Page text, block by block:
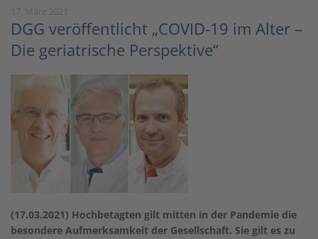
DGG veröffentlicht „COVID-19 im Alter –
Die geriatrische Perspektive“
(17.03.2021) Hochbetagten gilt mitten in der Pandemie die
besondere Aufmerksamkeit der Gesellschaft. Sie gilt es zu